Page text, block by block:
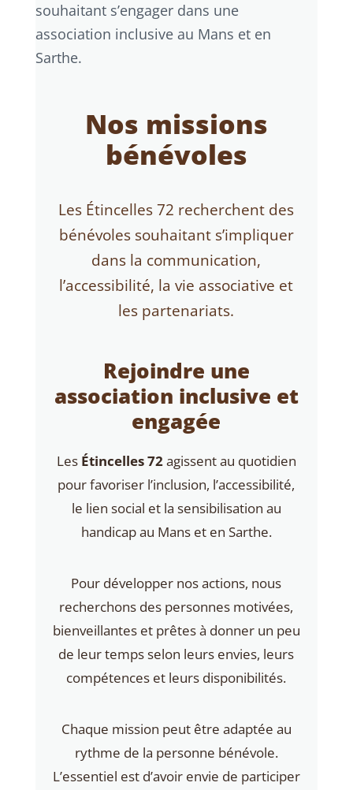
souhaitant s’engager dans une
association inclusive au Mans et en
Sarthe.
Nos missions
bénévoles
Les Étincelles 72 recherchent des
bénévoles souhaitant s’impliquer
dans la communication,
l’accessibilité, la vie associative et
les partenariats.
Rejoindre une
association inclusive et
engagée
Les Étincelles 72agissent au quotidien
pour favoriser l’inclusion, l’accessibilité,
le lien social et la sensibilisation au
handicap au Mans et en Sarthe.
Pour développer nos actions, nous
recherchons des personnes motivées,
bienveillantes et prêtes à donner un peu
de leur temps selon leurs envies, leurs
compétences et leurs disponibilités.
Chaque mission peut être adaptée au
rythme de la personne bénévole.
L’essentiel est d’avoir envie de participer